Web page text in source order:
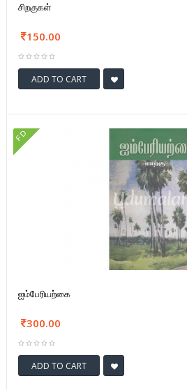
சிறகுகள்
150.00
ADD TO CART
FD
ஐம்பேரியற்கை
300.00
ADD TO CART